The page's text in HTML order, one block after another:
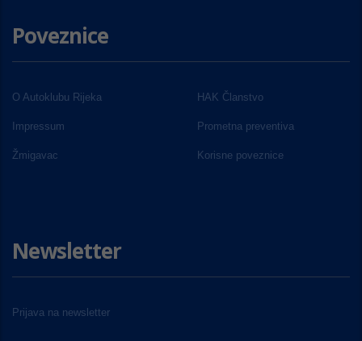
Poveznice
O Autoklubu Rijeka HAK Članstvo
Impressum Prometna preventiva
Žmigavac Korisne poveznice
Newsletter
Prijava na newsletter